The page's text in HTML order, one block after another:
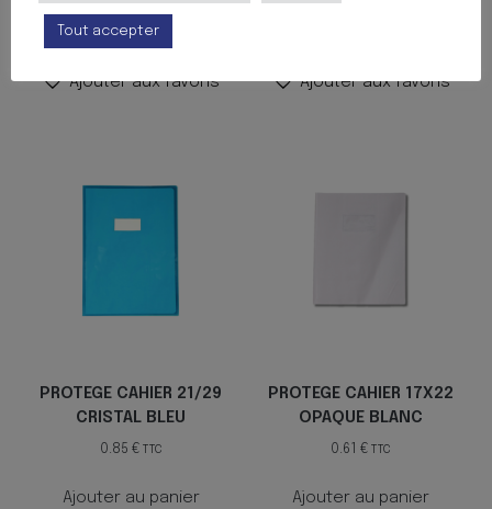
Ajouter au panier
Ajouter aux favoris Ajouter aux favoris
PROTEGE CAHIER 21/29
CRISTAL BLEU
0.85 € TTC
Ajouter au panier
PROTEGE CAHIER 17X22
OPAQUE BLANC
0.61€ TTC
Ajouter au panier
Tout accepter